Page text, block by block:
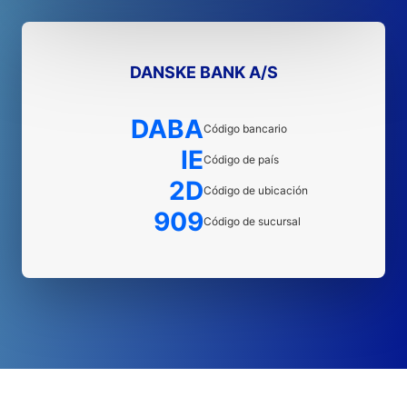
DANSKE BANK A/S
DABACódigo bancario
IECódigo de país
2DCódigo de ubicación
909Código de sucursal